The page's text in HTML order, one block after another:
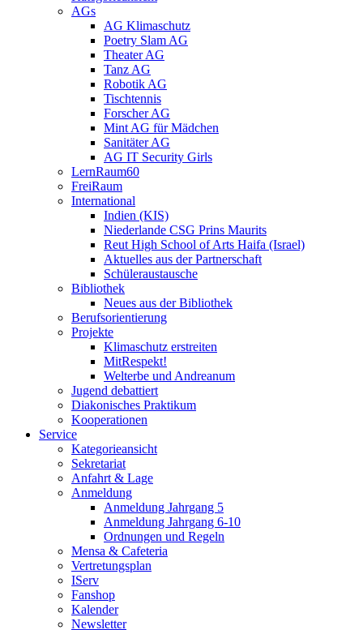
AGs
AG Klimaschutz
Poetry Slam AG
Theater AG
Tanz AG
Robotik AG
Tischtennis
Forscher AG
Mint AG für Mädchen
Sanitäter AG
AG IT Security Girls
LernRaum60
FreiRaum
International
Indien (KIS)
Niederlande CSG Prins Maurits
Reut High School of Arts Haifa (Israel)
Aktuelles aus der Partnerschaft
Schüleraustausche
Bibliothek
Neues aus der Bibliothek
Berufsorientierung
Projekte
Klimaschutz erstreiten
MitRespekt!
Welterbe und Andreanum
Jugend debattiert
Diakonisches Praktikum
Kooperationen
Service
Kategorieansicht
Sekretariat
Anfahrt & Lage
Anmeldung
Anmeldung Jahrgang 5
Anmeldung Jahrgang 6-10
Ordnungen und Regeln
Mensa & Cafeteria
Vertretungsplan
IServ
Fanshop
Kalender
Newsletter